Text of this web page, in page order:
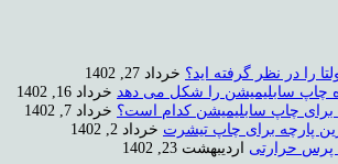
را در نظر گرفته اید؟ خرداد 27, 1402
خرداد 16, 1402
برای چاپ سابلیمیشن کدام است؟ خرداد 7, 1402
پارچه برای چاپ تیشرت خرداد 2, 1402
پرس حرارتی اردیبهشت 23, 1402